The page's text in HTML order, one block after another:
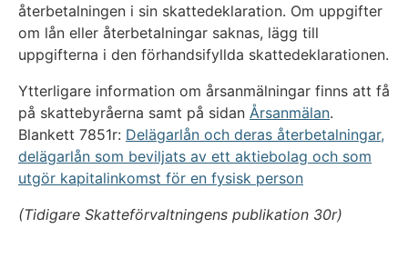
återbetalningen i sin skattedeklaration. Om uppgifter
om lån eller återbetalningar saknas, lägg till
uppgifterna i den förhandsifyllda skattedeklarationen.
Ytterligare information om årsanmälningar finns att få
på skattebyråerna samt på sidan Årsanmälan.
Blankett 7851r: Delägarlån och deras återbetalningar,
delägarlån som beviljats av ett aktiebolag och som
utgör kapitalinkomst för en fysisk person
(Tidigare Skatteförvaltningens publikation 30r)